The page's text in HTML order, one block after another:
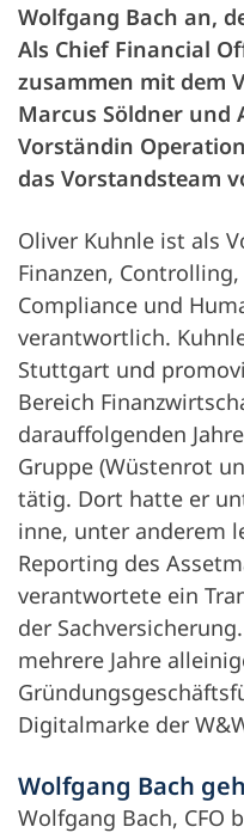
Wolfgang Bach an,
Als Chief Financial
zusammen mit dem
Marcus Söldner und
Vorständin
das Vorstandsteam
Oliver Kuhnle ist als
Finanzen,
Compliance und
verantwortlich.
Stuttgart und
Bereich
darauffolgenden
Gruppe (Wüstenrot
tätig. Dort hatte er
inne, unter anderem
Reporting des
verantwortete ein
der
mehrere Jahre
Digitalmarke der
Wolfgang Bach
Wolfgang Bach, CFO